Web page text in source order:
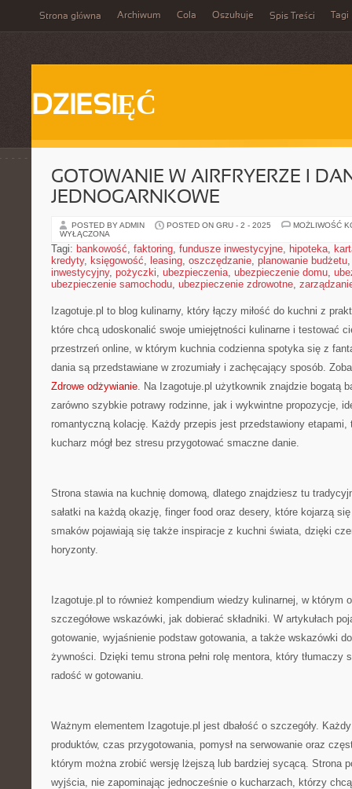
Strona główna Archiwum Cola Oszukuje Spis Treści Tagi
DZIESIĘĆ
GOTOWANIE W AIRFRYERZE I
JEDNOGARNKOWE
POSTED BY ADMIN POSTED ON GRU - 2 - 2025
MOŻLIWOŚĆ
WYŁĄCZONA
Tagi: bankowość, faktoring, fundusze inwestycyjne, hipoteka,
kredyty, księgowość, leasing, oszczędzanie, planowanie budżetu
inwestycyjny, pożyczki, ubezpieczenia, ubezpieczenie domu,
ubezpieczenie samochodu, ubezpieczenie zdrowotne,
Izagotuje.pl to blog kulinarny, który łączy miłość do kuchni z
które chcą udoskonalić swoje umiejętności kulinarne i testować
przestrzeń online, w którym kuchnia codzienna spotyka się z
dania są przedstawiane w zrozumiały i zachęcający sposób.
Zdrowe odżywianie. Na Izagotuje.pl użytkownik znajdzie bogatą
zarówno szybkie potrawy rodzinne, jak i wykwintne propozycje,
romantyczną kolację. Każdy przepis jest przedstawiony
kucharz mógł bez stresu przygotować smaczne danie.
Strona stawia na kuchnię domową, dlatego znajdziesz tu
sałatki na każdą okazję, finger food oraz desery, które kojarzą
smaków pojawiają się także inspiracje z kuchni świata, dzięki
horyzonty.
Izagotuje.pl to również kompendium wiedzy kulinarnej, w którym
szczegółowe wskazówki, jak dobierać składniki. W artykułach
gotowanie, wyjaśnienie podstaw gotowania, a także wskazówki
żywności. Dzięki temu strona pełni rolę mentora, który tłumaczy
radość w gotowaniu.
Ważnym elementem Izagotuje.pl jest dbałość o szczegóły.
produktów, czas przygotowania, pomysł na serwowanie oraz
którym można zrobić wersję lżejszą lub bardziej sycącą. Strona
wyjścia, nie zapominając jednocześnie o kucharzach, którzy